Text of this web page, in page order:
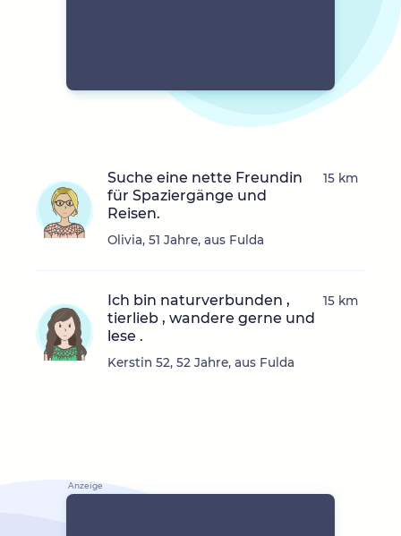
Suche eine nette Freundin
für Spaziergänge und
Reisen.
Olivia, 51 Jahre, aus Fulda
15 km
Ich bin naturverbunden ,
tierlieb , wandere gerne und
lese .
Kerstin 52, 52 Jahre, aus Fulda
15 km